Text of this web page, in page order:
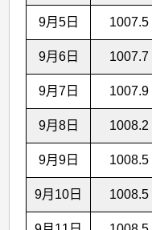
9月5日 1007.5
9月6日 1007.7
9月7日 1007.9
9月8日 1008.2
9月9日 1008.5
9月10日 1008.5